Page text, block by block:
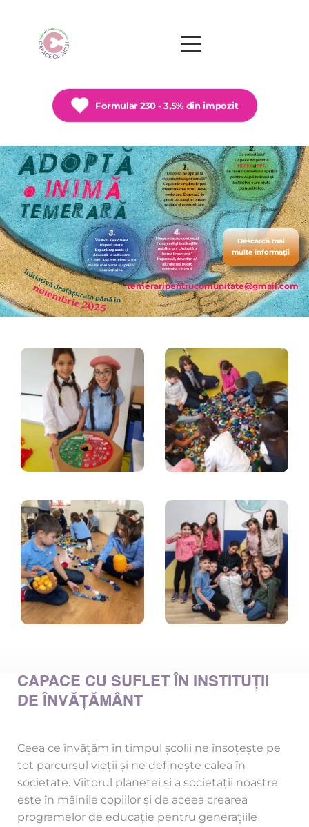
Formular 230 - 3,5% din impozit
Descarcă mai
multe informații
temeraripentrucomunitate@gmail.com
CAPACE CU SUFLET ÎN INSTITUȚII
DE ÎNVĂȚĂMÂNT
Ceea ce învățăm în timpul școlii ne însoțește pe
tot parcursul vieții și ne definește calea în
societate. Viitorul planetei și a societații noastre
este în mâinile copiilor și de aceea crearea
programelor de educație pentru generațiile